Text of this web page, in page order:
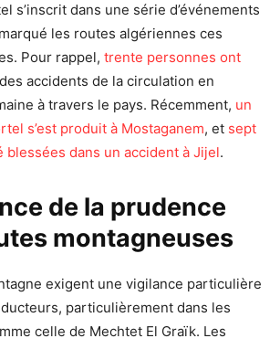
s’inscrit dans une série d’événements
les routes algériennes ces
Pour rappel, trente personnes ont
accidents de la circulation en
à travers le pays. Récemment, un
s’est produit à Mostaganem, et sept
blessées dans un accident à Jijel.
de la prudence
montagneuses
exigent une vigilance particulière
particulièrement dans les
celle de Mechtet El Graïk. Les